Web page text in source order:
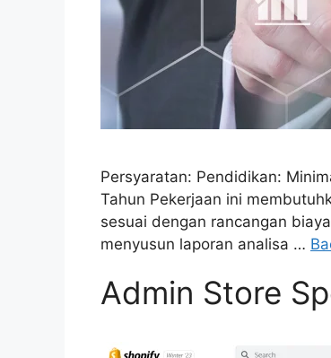
Persyaratan: Pendidikan:
Tahun Pekerjaan ini
sesuai dengan rancangan
menyusun laporan analisa …
Admin Store